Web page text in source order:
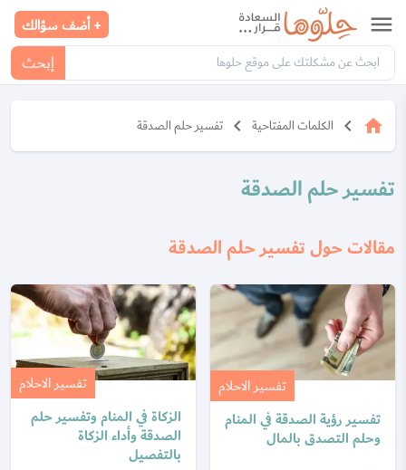
menu
إبحث
+ أضف سؤالك
home
keyboard_arrow_left الكلمات المفتاحية keyboard_arrow_left تفسير حلم الصدقة
تفسير حلم الصدقة
مقالات حول تفسير حلم الصدقة
تفسير الاحلام
تفسير رؤية الصدقة في المنام
وحلم التصدق بالمال
تفسير الاحلام
الزكاة في المنام وتفسير حلم
الصدقة وأداء الزكاة
بالتفصيل